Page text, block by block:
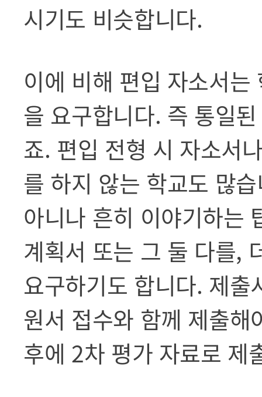
시기도 비슷합니다.
이에 비해 편입 자소서
을 요구합니다. 즉 통일
죠. 편입 전형 시 자소서
를 하지 않는 학교도 많
아니나 흔히 이야기하는
계획서 또는 그 둘 다를,
요구하기도 합니다. 제
원서 접수와 함께 제출
후에 2차 평가 자료로 제